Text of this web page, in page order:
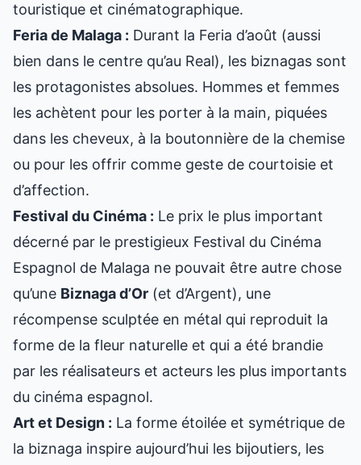
touristique et cinématographique.
Feria de Malaga : Durant la Feria d’août (aussi
bien dans le centre qu’au Real), les biznagas sont
les protagonistes absolues. Hommes et femmes
les achètent pour les porter à la main, piquées
dans les cheveux, à la boutonnière de la chemise
ou pour les offrir comme geste de courtoisie et
d’affection.
Festival du Cinéma : Le prix le plus important
décerné par le prestigieux Festival du Cinéma
Espagnol de Malaga ne pouvait être autre chose
qu’une Biznaga d’Or (et d’Argent), une
récompense sculptée en métal qui reproduit la
forme de la fleur naturelle et qui a été brandie
par les réalisateurs et acteurs les plus importants
du cinéma espagnol.
Art et Design : La forme étoilée et symétrique de
la biznaga inspire aujourd’hui les bijoutiers, les